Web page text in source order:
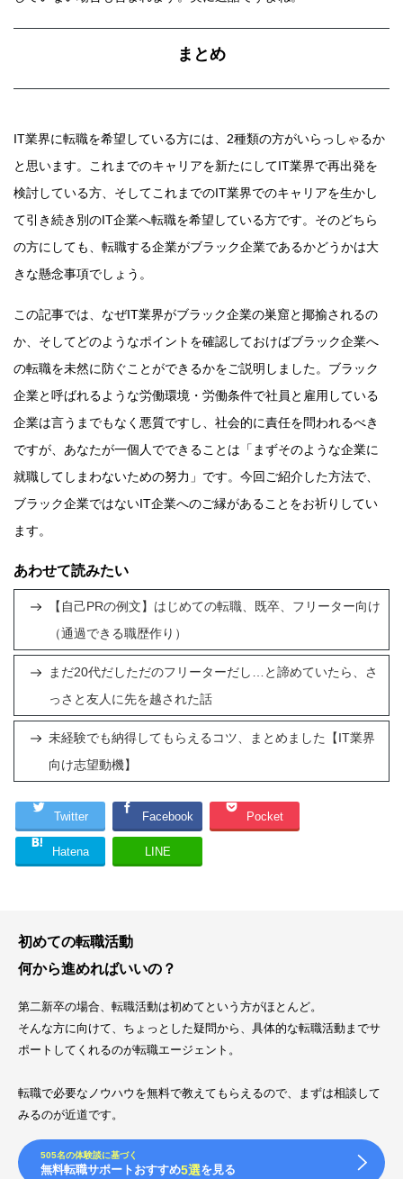
まとめ
IT業界に転職を希望している方には、2種類の方がいらっしゃるか
と思います。これまでのキャリアを新たにしてIT業界で再出発を
検討している方、そしてこれまでのIT業界でのキャリアを生かし
て引き続き別のIT企業へ転職を希望している方です。そのどちら
の方にしても、転職する企業がブラック企業であるかどうかは大
きな懸念事項でしょう。
この記事では、なぜIT業界がブラック企業の巣窟と揶揄されるの
か、そしてどのようなポイントを確認しておけばブラック企業へ
の転職を未然に防ぐことができるかをご説明しました。ブラック
企業と呼ばれるような労働環境・労働条件で社員と雇用している
企業は言うまでもなく悪質ですし、社会的に責任を問われるべき
ですが、あなたが一個人でできることは「まずそのような企業に
就職してしまわないための努力」です。今回ご紹介した方法で、
ブラック企業ではないIT企業へのご縁があることをお祈りしてい
ます。
あわせて読みたい
【自己PRの例文】はじめての転職、既卒、フリーター向け
（通過できる職歴作り）
まだ20代だしただのフリーターだし…と諦めていたら、さ
っさと友人に先を越された話
未経験でも納得してもらえるコツ、まとめました【IT業界
向け志望動機】
Twitter Facebook Pocket
Hatena LINE
初めての転職活動
何から進めればいいの？
第二新卒の場合、転職活動は初めてという方がほとんど。
そんな方に向けて、ちょっとした疑問から、具体的な転職活動までサ
ポートしてくれるのが転職エージェント。
転職で必要なノウハウを無料で教えてもらえるので、まずは相談して
みるのが近道です。
505名の体験談に基づく
無料転職サポートおすすめ5選を見る